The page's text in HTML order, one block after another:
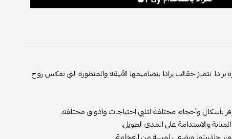
تتميز حقائب برادا بتصاميمها الأنيقة والمتطورة التي تعكس روح
بأشكال وأحجام مختلفة لتلبي احتياجات وأذواق مختلفة.
والاستدامة على المدى الطويل.